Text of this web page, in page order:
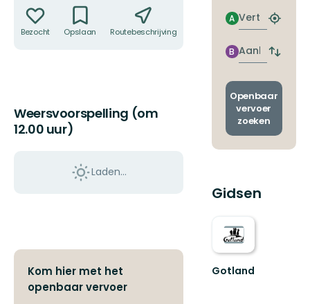
Bezocht Opslaan Routebeschrijving
Weersvoorspelling (om
12.00 uur)
Laden…
Kom hier met het
openbaar vervoer
Vertrek
A
Zoek
halte
Aankomst
B
Wissel
en
Openbaar
vervoer
zoeken
Gidsen
Gotland